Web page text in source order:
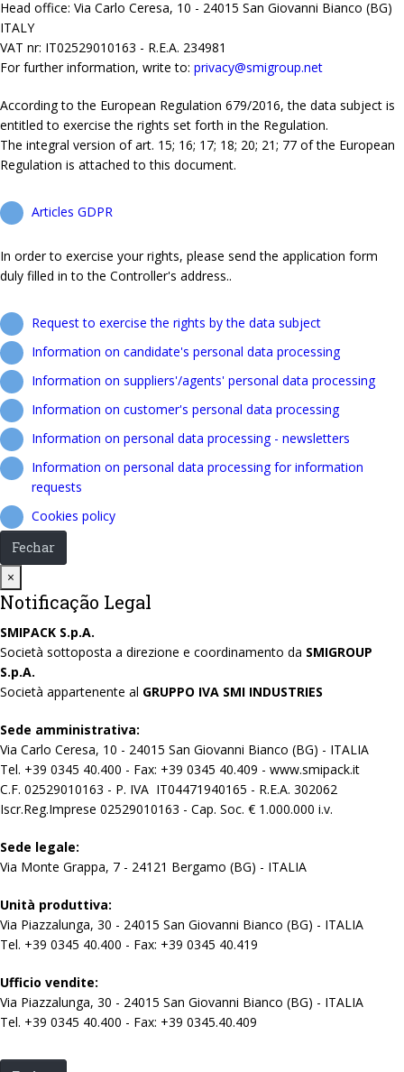
Head office: Via Carlo Ceresa, 10 - 24015 San Giovanni Bianco (BG)
ITALY
VAT nr: IT02529010163 - R.E.A. 234981
For further information, write to: privacy@smigroup.net
According to the European Regulation 679/2016, the data subject is
entitled to exercise the rights set forth in the Regulation.
The integral version of art. 15; 16; 17; 18; 20; 21; 77 of the European
Regulation is attached to this document.
Articles GDPR
In order to exercise your rights, please send the application form
duly filled in to the Controller's address..
Request to exercise the rights by the data subject
Information on candidate's personal data processing
Information on suppliers'/agents' personal data processing
Information on customer's personal data processing
Information on personal data processing - newsletters
Information on personal data processing for information
requests
Cookies policy
Fechar
×
Notificação Legal
SMIPACK S.p.A.
Società sottoposta a direzione e coordinamento da SMIGROUP
S.p.A.
Società appartenente al GRUPPO IVA SMI INDUSTRIES
Sede amministrativa:
Via Carlo Ceresa, 10 - 24015 San Giovanni Bianco (BG) - ITALIA
Tel. +39 0345 40.400 - Fax: +39 0345 40.409 - www.smipack.it
C.F. 02529010163 - P. IVA IT04471940165 - R.E.A. 302062
Iscr.Reg.Imprese 02529010163 - Cap. Soc. € 1.000.000 i.v.
Sede legale:
Via Monte Grappa, 7 - 24121 Bergamo (BG) - ITALIA
Unità produttiva:
Via Piazzalunga, 30 - 24015 San Giovanni Bianco (BG) - ITALIA
Tel. +39 0345 40.400 - Fax: +39 0345 40.419
Ufficio vendite:
Via Piazzalunga, 30 - 24015 San Giovanni Bianco (BG) - ITALIA
Tel. +39 0345 40.400 - Fax: +39 0345.40.409